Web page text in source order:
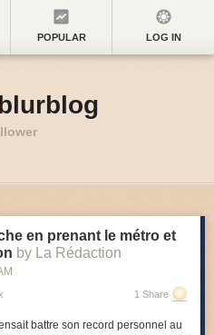
POPULAR LOG IN
en prenant le métro et
by La Rédaction
1 Share
battre son record personnel au